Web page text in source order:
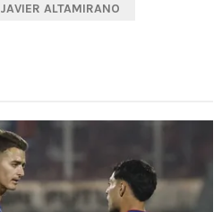
JAVIER ALTAMIRANO